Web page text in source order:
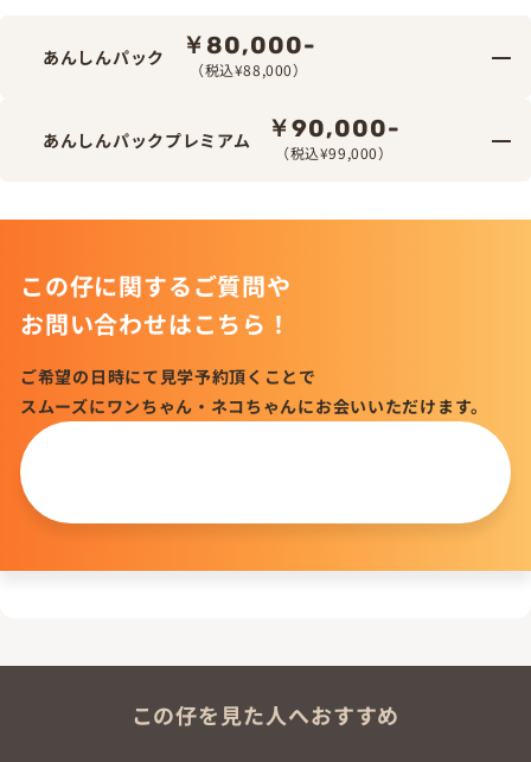
あんしんパック ￥80,000-
（税込¥88,000）
あんしんパックプレミアム ￥90,000-
（税込¥99,000）
この仔に関するご質問や
お問い合わせはこちら！
ご希望の日時にて見学予約頂くことで
スムーズにワンちゃん・ネコちゃんにお会いいただけます。
この仔を見た人へおすすめ